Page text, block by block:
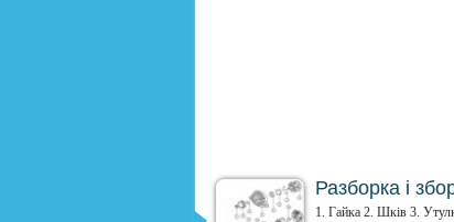
Разборка і
1. Гайка 2. Шків 3.